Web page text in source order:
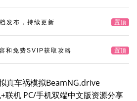
发布，持续更新 置顶
和免费SVIP获取攻略 置顶
真车祸模拟BeamNG.drive
联机 PC/手机双端中文版资源分享